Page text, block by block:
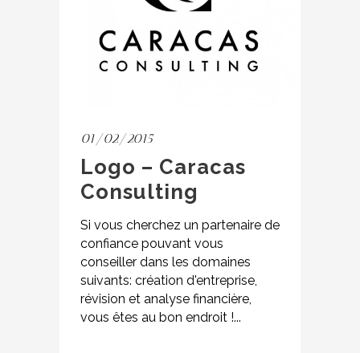
01/02/2015
Logo – Caracas
Consulting
Si vous cherchez un partenaire de
confiance pouvant vous
conseiller dans les domaines
suivants: création d'entreprise,
révision et analyse financière,
vous êtes au bon endroit !...